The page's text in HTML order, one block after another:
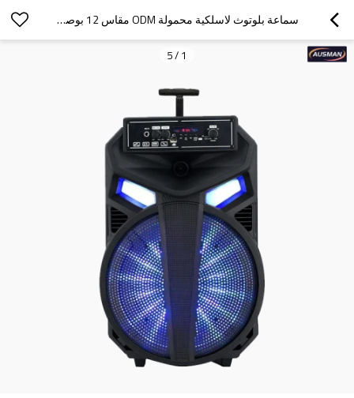
سماعة بلوتوث لاسلكية محمولة ODM مقاس 12 بوصة مع قضيب سحب
1
/
5